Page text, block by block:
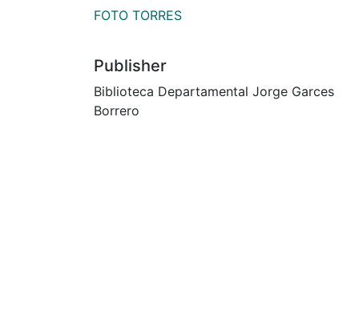
FOTO TORRES
Publisher
Biblioteca Departamental Jorge Garces
Borrero